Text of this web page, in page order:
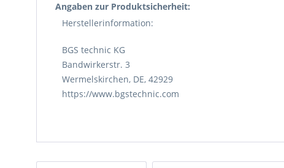
Angaben zur Produktsicherheit:
Herstellerinformation:
BGS technic KG
Bandwirkerstr. 3
Wermelskirchen, DE, 42929
https://www.bgstechnic.com